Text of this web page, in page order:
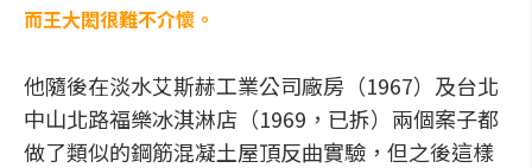
而王大閎很難不介懷。
他隨後在淡水艾斯赫工業公司廠房（1967）及台北
中山北路福樂冰淇淋店（1969，已拆）兩個案子都
做了類似的鋼筋混凝土屋頂反曲實驗，但之後這樣